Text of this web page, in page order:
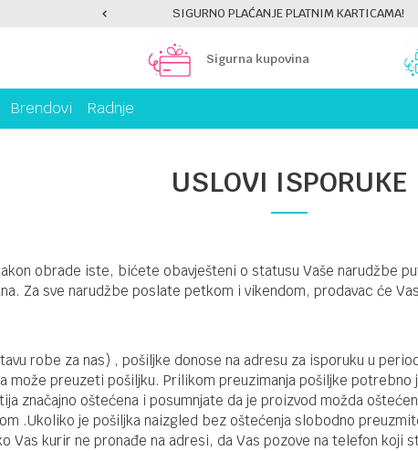
RATE! SIGURNO PLAĆANJE PLATNIM KARTICAMA!
Sigurna kupovina
Brendovi Radnje
USLOVI ISPORUKE
obrade iste, bićete obavješteni o statusu Vaše narudžbe
Za sve narudžbe poslate petkom i vikendom, prodavac će
robe za nas) , pošiljke donose na adresu za isporuku u
preuzeti pošiljku. Prilikom preuzimanja pošiljke
značajno oštećena i posumnjate da je proizvod možda
.Ukoliko je pošiljka naizgled bez oštećenja slobodno
Vas kurir ne pronađe na adresi, da Vas pozove na telefon